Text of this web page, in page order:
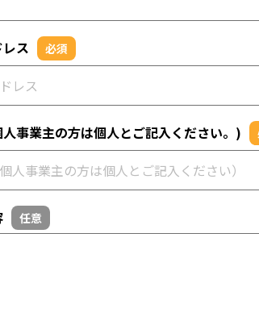
ス 必須
事業主の方は個人とご記入ください。)
任意